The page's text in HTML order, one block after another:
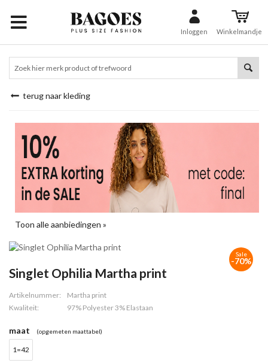
Inloggen Winkelmandje
terug naar kleding
Toon alle aanbiedingen »
Sale
-70%
Singlet Ophilia Martha print
Artikelnummer:
Martha print
Kwaliteit:
97% Polyester 3% Elastaan
maat (opgemeten maattabel)
1=42